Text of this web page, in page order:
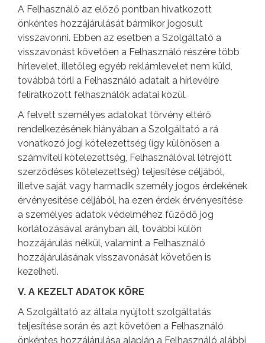
A Felhasználó az előző pontban hivatkozott
önkéntes hozzájárulását bármikor jogosult
visszavonni. Ebben az esetben a Szolgáltató a
visszavonást követően a Felhasználó részére több
hírlevelet, illetőleg egyéb reklámlevelet nem küld,
továbbá törli a Felhasználó adatait a hírlevélre
feliratkozott felhasználók adatai közül.
A felvett személyes adatokat törvény eltérő
rendelkezésének hiányában a Szolgáltató a rá
vonatkozó jogi kötelezettség (így különösen a
számviteli kötelezettség, Felhasználóval létrejött
szerződéses kötelezettség) teljesítése céljából,
illetve saját vagy harmadik személy jogos érdekének
érvényesítése céljából, ha ezen érdek érvényesítése
a személyes adatok védelméhez fűződő jog
korlátozásával arányban áll, további külön
hozzájárulás nélkül, valamint a Felhasználó
hozzájárulásának visszavonását követően is
kezelheti.
V. A KEZELT ADATOK KÖRE
A Szolgáltató az általa nyújtott szolgáltatás
teljesítése során és azt követően a Felhasználó
önkéntes hozzájárulása alapján a Felhasználó alábbi